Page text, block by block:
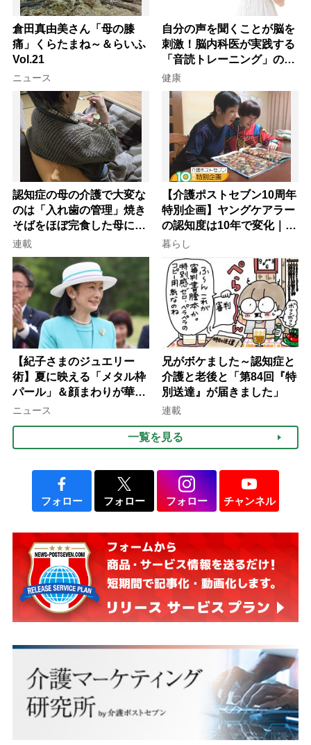
倉田真由美さん「母の膝
痛」くらたまね～＆らいふ
Vol.21
ニュース
自分の声を聞くことが脳を
刺激！脳内科医が実践する
「音読トレーニング」の極
意
健康
認知症の母の介護で大変な
のは「入れ歯の管理」焼き
そばをほぼ完食した母に息
子が血の気が引いた理由
連載
【介護ポストセブン10周年
特別企画】ヤングケアラー
の認知度は10年で変化｜流
行語大賞にノミネート、法
律にも明記されたが果たし
て現在は？
暮らし
【紀子さまのジュエリー
術】夏に映える「メタル枠
パール」＆顔まわりが華や
ぐ「揺れる一粒」の使い分
ニュース
兄がボケました～認知症と
介護と老後と「第84回『特
別送達』が届きました」
連載
一覧を見る
フォロー フォロー フォロー チャンネル